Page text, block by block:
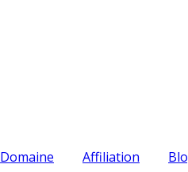
Domaine Affiliation